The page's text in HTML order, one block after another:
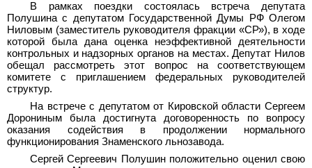
В рамках поездки состоялась встреча депутата
Полушина с депутатом Государственной Думы РФ Олегом
Ниловым (заместитель руководителя фракции «СР»), в ходе
которой была дана оценка неэффективной деятельности
контрольных и надзорных органов на местах. Депутат Нилов
обещал рассмотреть этот вопрос на соответствующем
комитете с приглашением федеральных руководителей
структур.
На встрече с депутатом от Кировской области Сергеем
Дорониным была достигнута договоренность по вопросу
оказания содействия в продолжении нормального
функционирования Знаменского льнозавода.
Сергей Сергеевич Полушин положительно оценил свою